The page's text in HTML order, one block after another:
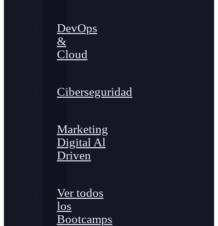
DevOps
&
Cloud
Ciberseguridad
Marketing
Digital Al
Driven
Ver todos
los
Bootcamps